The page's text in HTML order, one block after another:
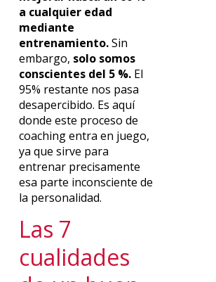
a cualquier edad
mediante
entrenamiento.Sin
embargo, solo somos
conscientes del 5 %.El
95% restante nos pasa
desapercibido. Es aquí
donde este proceso de
coaching entra en juego,
ya que sirve para
entrenar precisamente
esa parte inconsciente de
la personalidad.
Las 7
cualidades